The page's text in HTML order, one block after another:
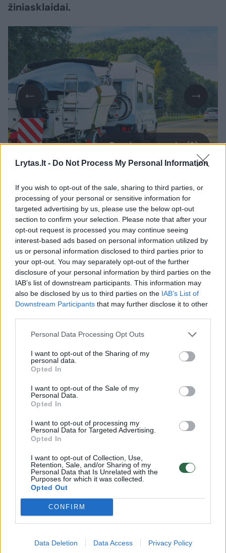
Lrytas.lt - Do Not Process My Personal Information
If you wish to opt-out of the sale, sharing to third parties, or
processing of your personal or sensitive information for
targeted advertising by us, please use the below opt-out
section to confirm your selection. Please note that after your
opt-out request is processed you may continue seeing
interest-based ads based on personal information utilized by
us or personal information disclosed to third parties prior to
your opt-out. You may separately opt-out of the further
disclosure of your personal information by third parties on the
IAB’s list of downstream participants. This information may
also be disclosed by us to third parties on the IAB’s List of
Downstream Participants that may further disclose it to other
Personal Data Processing Opt Outs
I want to opt-out of the Sharing of my
personal data.
Opted In
I want to opt-out of the Sale of my
Personal Data.
Opted In
I want to opt-out of processing my
Personal Data for Targeted Advertising.
Opted In
I want to opt-out of Collection, Use,
Retention, Sale, and/or Sharing of my
Personal Data that Is Unrelated with the
Purposes for which it was collected.
Opted Out
CONFIRM
Data Deletion Data Access Privacy Policy
žiniasklaidai.
Daugiau nuotraukų (3)
Pasak „Circle K“ degalų kategorijos vadovo
Baltijos šalims Roko Laurinavičiaus, vasarą
vairuotojai dažniau leidžiasi į ilgesnes
keliones, vežasi daugiau daiktų, dviračius,
valtis ar kitą laisvalaikio įrangą, todėl
automobilio apkrova padidėja.
„Vasarą kelionės dažnai būna ilgesnės,
automobiliai labiau apkrauti, o kelio danga
oro temperatūra. Visa tai reiškia, kad
padangoms tenka didesnis krūvis. Todėl
vairuotojams rekomenduojame būti
pastabesniems ir prieš ilgesnę kelionę užsukti
į degalinę pasitikrinti bei prireikus prisipūsti
prisidėti prie saugesnės kelionės“, – sako R.
Laurinavičius.
Jo teigimu, tinkamas padangų slėgis svarbus
ne tik saugumui, bet ir kelionės
ekonomiškumui.
Automobilis – lyg iš filmo: štai taip